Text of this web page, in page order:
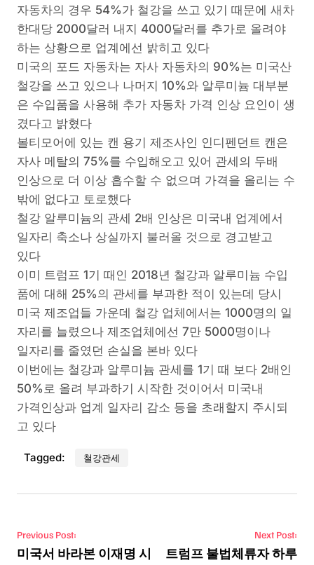
자동차의 경우 54%가 철강을 쓰고 있기 때문에 새차
한대당 2000달러 내지 4000달러를 추가로 올려야
하는 상황으로 업계에선 밝히고 있다
미국의 포드 자동차는 자사 자동차의 90%는 미국산
철강을 쓰고 있으나 나머지 10%와 알루미늄 대부분
은 수입품을 사용해 추가 자동차 가격 인상 요인이 생
겼다고 밝혔다
볼티모어에 있는 캔 용기 제조사인 인디펜던트 캔은
자사 메탈의 75%를 수입해오고 있어 관세의 두배
인상으로 더 이상 흡수할 수 없으며 가격을 올리는 수
밖에 없다고 토로했다
철강 알루미늄의 관세 2배 인상은 미국내 업계에서
일자리 축소나 상실까지 불러올 것으로 경고받고
있다
이미 트럼프 1기 때인 2018년 철강과 알루미늄 수입
품에 대해 25%의 관세를 부과한 적이 있는데 당시
미국 제조업들 가운데 철강 업체에서는 1000명의 일
자리를 늘렸으나 제조업체에선 7만 5000명이나
일자리를 줄였던 손실을 본바 있다
이번에는 철강과 알루미늄 관세를 1기 때 보다 2배인
50%로 올려 부과하기 시작한 것이어서 미국내
가격인상과 업계 일자리 감소 등을 초래할지 주시되
고 있다
Tagged: 철강관세
Post navigation
Previous Post:
미국서 바라본 이재명 시
Next Post:
트럼프 불법체류자 하루